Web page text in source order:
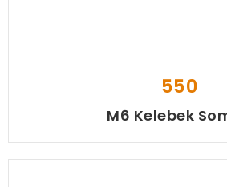
550
M6 Kelebek